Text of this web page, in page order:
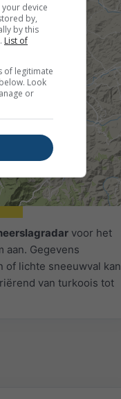
voor het
aan. Gegevens
of lichte sneeuwval kan
van turkoois tot
device
by,
by this
List of
of legitimate
Look
or